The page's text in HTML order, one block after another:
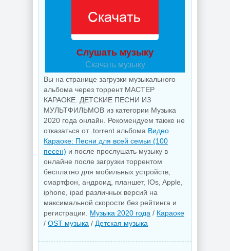
Слушать музыку
Скачать музыку
Вы на странице загрузки музыкального
альбома через торрент МАСТЕР
КАРАОКЕ: ДЕТСКИЕ ПЕСНИ ИЗ
МУЛЬТФИЛЬМОВ из категории Музыка
2020 года онлайн. Рекомендуем также не
отказаться от .torrent альбома Видео
Караоке: Песни для всей семьи (100
песен) и после прослушать музыку в
онлайне после загрузки торрентом
бесплатно для мобильных устройств,
смартфон, андроид, планшет, IOs, Apple,
iphone, ipad различных версий на
максимальной скорости без рейтинга и
регистрации. Музыка 2020 года / Караоке
/ OST музыка / Детская музыка